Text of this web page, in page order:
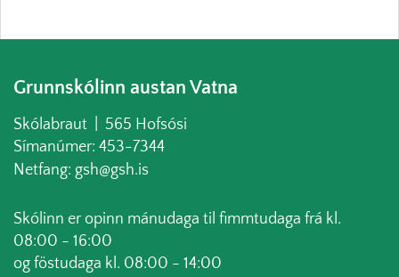
Grunnskólinn austan Vatna
Skólabraut | 565 Hofsósi
Símanúmer: 453-7344
Netfang: gsh@gsh.is
Skólinn er opinn mánudaga til fimmtudaga frá kl.
08:00 - 16:00
og föstudaga kl. 08:00 - 14:00